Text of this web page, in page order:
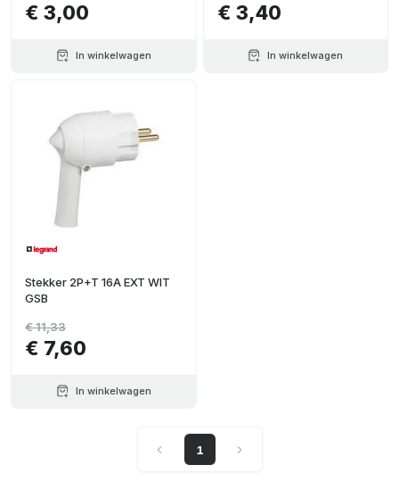
€ 3,00
In winkelwagen
€ 3,40
In winkelwagen
Stekker 2P+T 16A EXT WIT
GSB
€ 7,60
€ 11,33
In winkelwagen
1